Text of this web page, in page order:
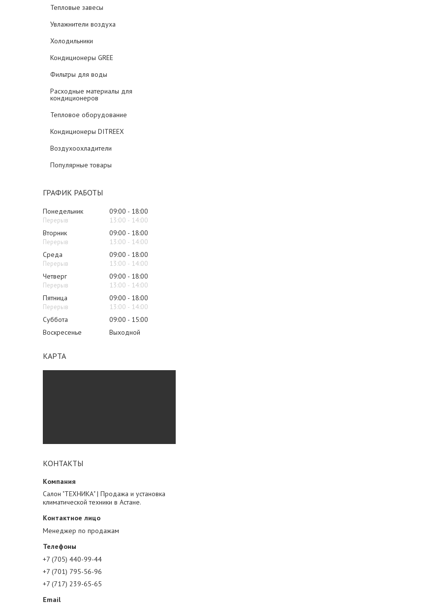
Тепловые завесы
Увлажнители воздуха
Холодильники
Кондиционеры GREE
Фильтры для воды
Расходные материалы для
кондиционеров
Тепловое оборудование
Кондиционеры DITREEX
Воздухоохладители
Популярные товары
ГРАФИК РАБОТЫ
Понедельник 09:00
18:00
13:00
14:00
Вторник
09:00
18:00
13:00
14:00
Среда
09:00
18:00
13:00
14:00
Четверг
09:00
18:00
13:00
14:00
Пятница
09:00
18:00
13:00
14:00
Суббота
09:00
15:00
Воскресенье
Выходной
КАРТА
КОНТАКТЫ
Салон "ТЕХНИКА" | Продажа и установка
климатической техники в Астане.
Менеджер по продажам
+7 (705) 440-99-44
+7 (701) 795-56-96
+7 (717) 239-65-65